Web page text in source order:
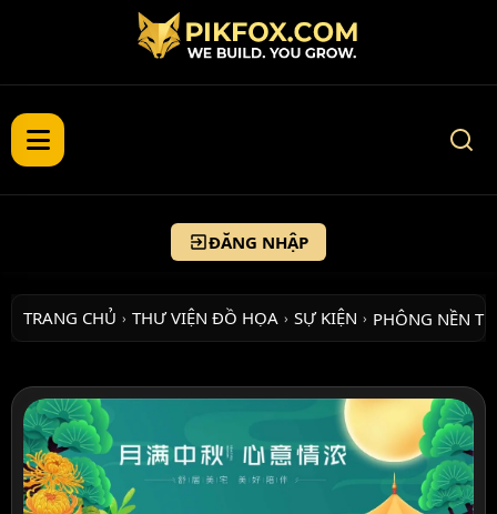
ĐĂNG NHẬP
TRANG CHỦ › THƯ VIỆN ĐỒ HỌA › SỰ KIỆN › PHÔNG NỀN